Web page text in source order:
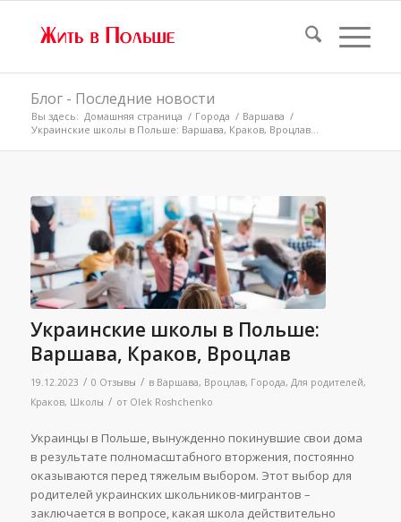
Блог - Последние новости
Вы здесь: Домашняя страница / Города / Варшава /
Украинские школы в Польше: Варшава, Краков, Вроцлав...
Украинские школы в Польше:
Варшава, Краков, Вроцлав
19.12.2023 / 0 Отзывы / в Варшава, Вроцлав, Города, Для родителей,
Краков, Школы / от Olek Roshchenko
Украинцы в Польше, вынужденно покинувшие свои дома
в результате полномасштабного вторжения, постоянно
оказываются перед тяжелым выбором. Этот выбор для
родителей украинских школьников-мигрантов –
заключается в вопросе, какая школа действительно